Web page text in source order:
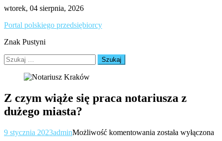
Skip
content
wtorek, 04 sierpnia, 2026
Portal polskiego przedsiębiorcy
Znak Pustyni
Szukaj:
Z czym wiąże się praca notariusza z
dużego miasta?
9 stycznia 2023adminMożliwość komentowania Z
została wyłączona